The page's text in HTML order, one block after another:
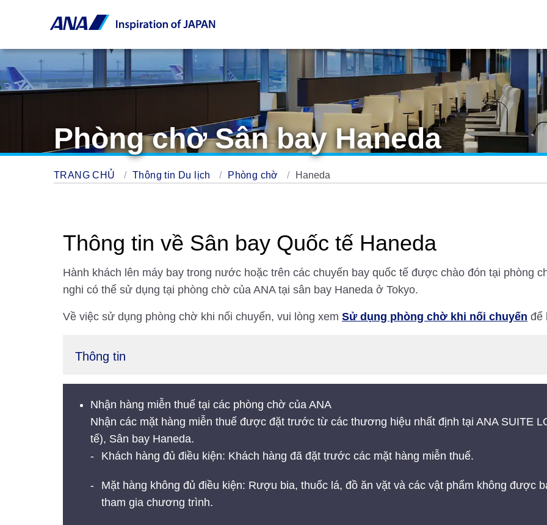
Phòng chờ Sân bay Haneda
TRANG CHỦ Thông tin Du lịch Phòng chờ Haneda
Thông tin về Sân bay Quốc tế Haneda
Hành khách lên máy bay trong nước hoặc trên các chuyến bay quốc tế được chào đón tại phòng
nghi có thể sử dụng tại phòng chờ của ANA tại sân bay Haneda ở Tokyo.
Về việc sử dụng phòng chờ khi nối chuyến, vui lòng xem Sử dụng phòng chờ khi nối chuyến để
Thông tin
Nhận hàng miễn thuế tại các phòng chờ của ANA
Nhận các mặt hàng miễn thuế được đặt trước từ các thương hiệu nhất định tại ANA SUITE
tế), Sân bay Haneda.
Khách hàng đủ điều kiện: Khách hàng đã đặt trước các mặt hàng miễn thuế.
Mặt hàng không đủ điều kiện: Rượu bia, thuốc lá, đồ ăn vặt và các vật phẩm không được
tham gia chương trình.